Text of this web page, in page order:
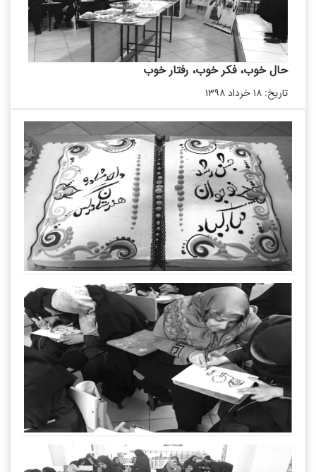
حال خوب، فکر خوب، رفتار خوب
تاریخ: ۱۸ خرداد ۱۳۹۸